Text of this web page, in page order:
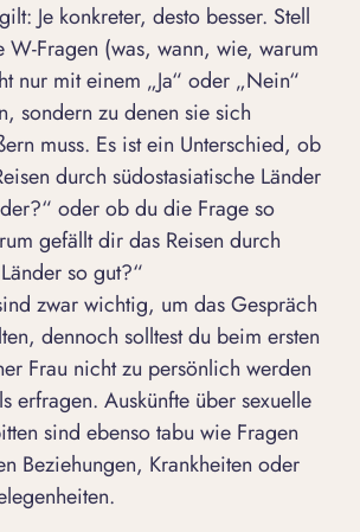
Je konkreter, desto besser. Stell
W-Fragen (was, wann, wie, warum
nur mit einem „Ja“ oder „Nein“
sondern zu denen sie sich
muss. Es ist ein Unterschied, ob
durch südostasiatische Länder
?“ oder ob du die Frage so
gefällt dir das Reisen durch
so gut?“
zwar wichtig, um das Gespräch
dennoch solltest du beim ersten
Frau nicht zu persönlich werden
erfragen. Auskünfte über sexuelle
sind ebenso tabu wie Fragen
Beziehungen, Krankheiten oder